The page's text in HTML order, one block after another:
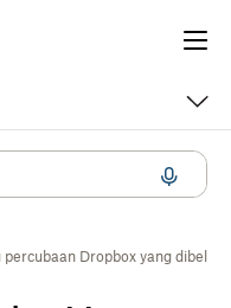
Dropbox yang dibeli